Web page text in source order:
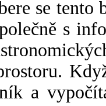
se tento
s
a